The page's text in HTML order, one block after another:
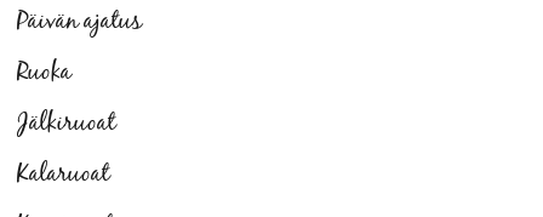
Päivän ajatus
Ruoka
Jälkiruoat
Kalaruoat